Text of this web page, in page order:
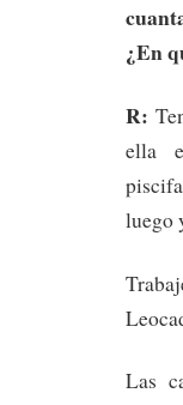
¿En
R:
ella
luego
Las